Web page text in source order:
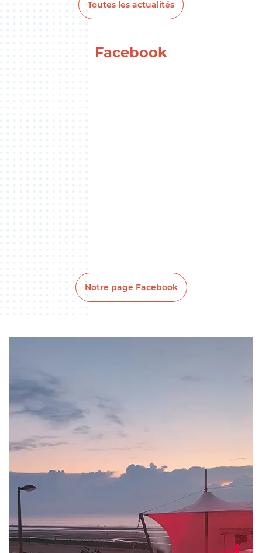
Toutes les actualités
Facebook
Notre page Facebook